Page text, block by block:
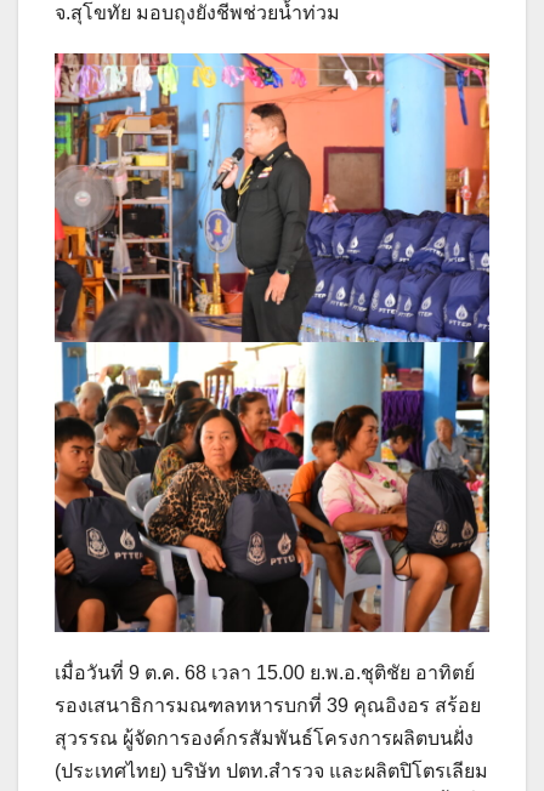
จ.สุโขทัย มอบถุงยังชีพช่วยน้ำท่วม
เมื่อวันที่ 9 ต.ค. 68 เวลา 15.00 ย.พ.อ.ชุติชัย อาทิตย์
รองเสนาธิการมณฑลทหารบกที่ 39 คุณอิงอร สร้อย
สุวรรณ ผู้จัดการองค์กรสัมพันธ์โครงการผลิตบนฝั่ง
(ประเทศไทย) บริษัท ปตท.สำรวจ และผลิตปิโตรเลียม